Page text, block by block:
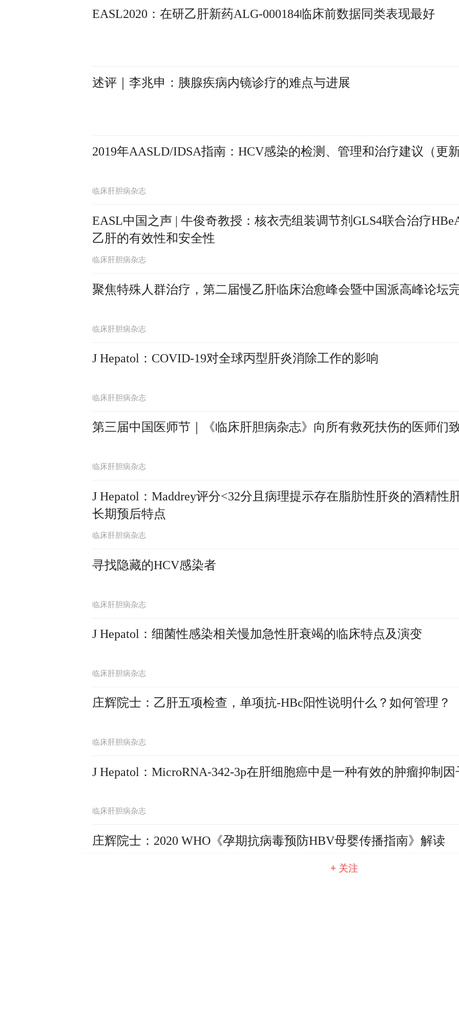
EASL2020：在研乙肝新药ALG-000184临床前数据同类表现最好
述评｜李兆申：胰腺疾病内镜诊疗的难点与进展
2019年AASLD/IDSA指南：HCV感染的检测、管理和治疗建议（更
临床肝胆病杂志
EASL中国之声 | 牛俊奇教授：核衣壳组装调节剂GLS4联合治疗
乙肝的有效性和安全性
临床肝胆病杂志
聚焦特殊人群治疗，第二届慢乙肝临床治愈峰会暨中国派高峰论坛
临床肝胆病杂志
J Hepatol：COVID-19对全球丙型肝炎消除工作的影响
临床肝胆病杂志
第三届中国医师节｜《临床肝胆病杂志》向所有救死扶伤的医师们
临床肝胆病杂志
J Hepatol：Maddrey评分<32分且病理提示存在脂肪性肝炎的酒精性
长期预后特点
临床肝胆病杂志
寻找隐藏的HCV感染者
临床肝胆病杂志
J Hepatol：细菌性感染相关慢加急性肝衰竭的临床特点及演变
临床肝胆病杂志
庄辉院士：乙肝五项检查，单项抗-HBc阳性说明什么？如何管理？
临床肝胆病杂志
J Hepatol：MicroRNA-342-3p在肝细胞癌中是一种有效的肿瘤抑制因
临床肝胆病杂志
庄辉院士：2020 WHO《孕期抗病毒预防HBV母婴传播指南》解读
+ 关注